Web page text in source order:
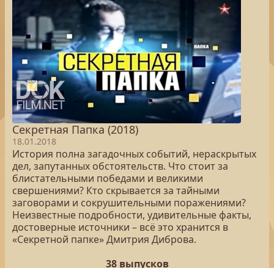
Секретная Папка (2018)
18.01.2018
История полна загадочных событий, нераскрытых
дел, запутанных обстоятельств. Что стоит за
блистательными победами и великими
свершениями? Кто скрывается за тайными
заговорами и сокрушительными поражениями?
Неизвестные подробности, удивительные факты,
достоверные источники – всё это хранится в
«Секретной папке» Дмитрия Диброва.
38 выпусков